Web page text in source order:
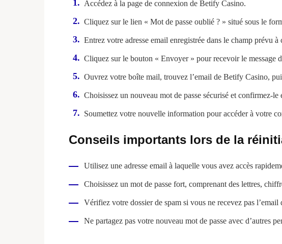
Accédez à la page de connexion de Betify Casino.
Cliquez sur le lien « Mot de passe oublié ? » situé sous le
Entrez votre adresse email enregistrée dans le champ prévu à
Cliquez sur le bouton « Envoyer » pour recevoir le message
Ouvrez votre boîte mail, trouvez l’email de Betify Casino,
Choisissez un nouveau mot de passe sécurisé et confirmez-le
Soumettez votre nouvelle information pour accéder à votre
Conseils importants lors de la
Utilisez une adresse email à laquelle vous avez accès
Choisissez un mot de passe fort, comprenant des lettres,
Vérifiez votre dossier de spam si vous ne recevez pas
Ne partagez pas votre nouveau mot de passe avec d’autres